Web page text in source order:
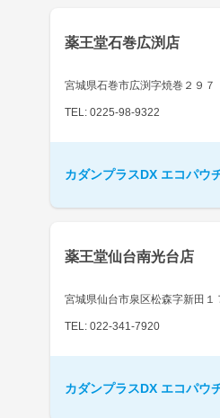
薬王堂石巻広渕店
宮城県石巻市広渕字焼巻２９７
TEL: 0225-98-9322
カダンプラスDX エコパウ
薬王堂仙台南光台店
宮城県仙台市泉区松森字新田１
TEL: 022-341-7920
カダンプラスDX エコパウ